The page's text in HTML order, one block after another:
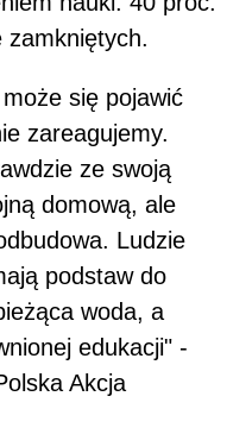
zamkniętych.
się pojawić
zareagujemy.
ze swoją
domową, ale
Ludzie
podstaw do
woda, a
edukacji" -
Akcja